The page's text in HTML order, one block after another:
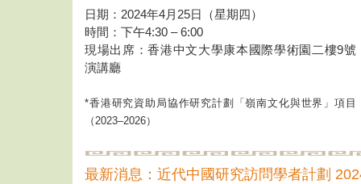
日期：2024年4月25日（星期四）
時間：下午4:30 – 6:00
現場出席：香港中文大學康本國際學術園二樓9號
演講廳
*香港研究資助局協作研究計劃「嶺南文化與世界」項目
（2023–2026）
最新消息：近代中國研究訪問學者計劃